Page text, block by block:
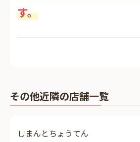
す。
その他近隣の店舗一覧
しまんとちょうてん